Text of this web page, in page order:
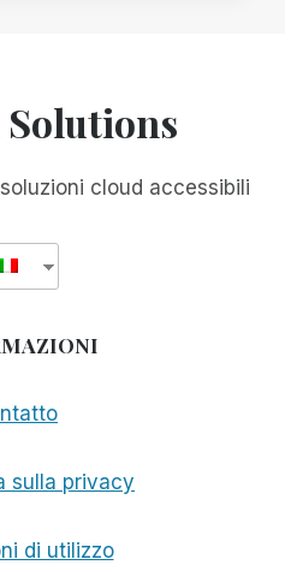
Solutions
cloud accessibili
sulla privacy
di utilizzo